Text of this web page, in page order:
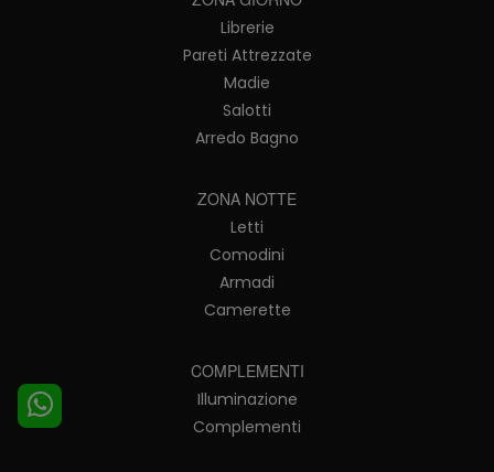
Librerie
Pareti Attrezzate
Madie
Salotti
Arredo Bagno
ZONA NOTTE
Letti
Comodini
Armadi
Camerette
COMPLEMENTI
Illuminazione
Complementi